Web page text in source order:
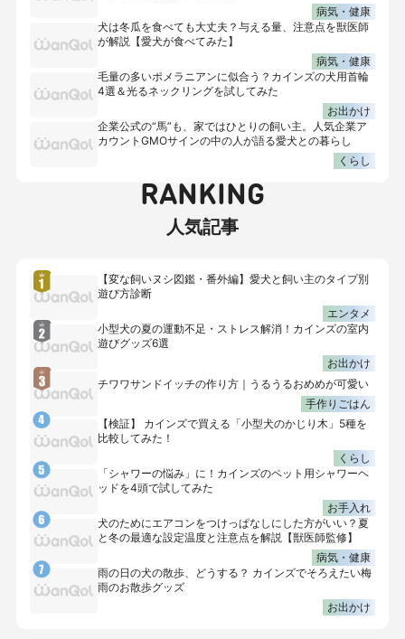
病気・健康
犬は冬瓜を食べても大丈夫？与える量、注意点を獣医師
が解説【愛犬が食べてみた】
病気・健康
毛量の多いポメラニアンに似合う？カインズの犬用首輪
4選＆光るネックリングを試してみた
お出かけ
企業公式の“馬”も、家ではひとりの飼い主。人気企業ア
カウントGMOサインの中の人が語る愛犬との暮らし
くらし
RANKING
人気記事
【変な飼いヌシ図鑑・番外編】愛犬と飼い主のタイプ別
遊び方診断
エンタメ
小型犬の夏の運動不足・ストレス解消！カインズの室内
遊びグッズ6選
お出かけ
チワワサンドイッチの作り方｜うるうるおめめが可愛い
手作りごはん
【検証】 カインズで買える「小型犬のかじり木」5種を
比較してみた！
くらし
「シャワーの悩み」に！カインズのペット用シャワーヘ
ッドを4頭で試してみた
お手入れ
犬のためにエアコンをつけっぱなしにした方がいい？夏
と冬の最適な設定温度と注意点を解説【獣医師監修】
病気・健康
雨の日の犬の散歩、どうする？ カインズでそろえたい梅
雨のお散歩グッズ
お出かけ